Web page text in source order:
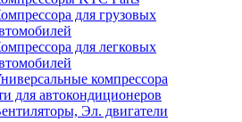
для грузовых
для легковых
компрессора
для автокондиционеров
Эл. двигатели